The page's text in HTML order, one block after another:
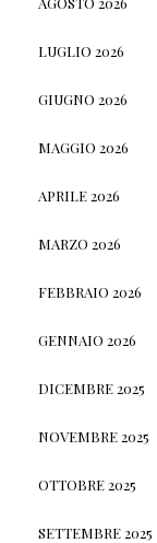
LUGLIO 2026
GIUGNO 2026
MAGGIO 2026
APRILE 2026
MARZO 2026
FEBBRAIO 2026
GENNAIO 2026
DICEMBRE 2025
NOVEMBRE 2025
OTTOBRE 2025
SETTEMBRE 2025